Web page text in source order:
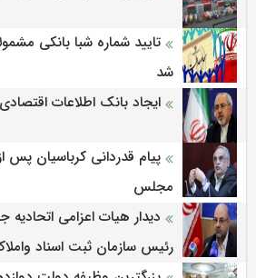
تایید شماره شبا بانکی
شد
ایجاد بانک اطلاعات اقتصادی
پیام قدردانی کرباسیان پس
مجلس
دیدار هیات اعزامی اتحادیه
رئیس سازمان ثبت اسناد